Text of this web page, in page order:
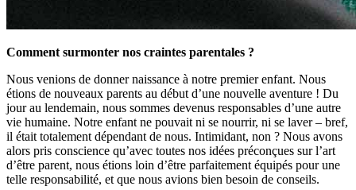
Comment surmonter nos craintes parentales ?
Nous venions de donner naissance à notre premier enfant. Nous
étions de nouveaux parents au début d’une nouvelle aventure ! Du
jour au lendemain, nous sommes devenus responsables d’une autre
vie humaine. Notre enfant ne pouvait ni se nourrir, ni se laver – bref,
il était totalement dépendant de nous. Intimidant, non ? Nous avons
alors pris conscience qu’avec toutes nos idées préconçues sur l’art
d’être parent, nous étions loin d’être parfaitement équipés pour une
telle responsabilité, et que nous avions bien besoin de conseils.